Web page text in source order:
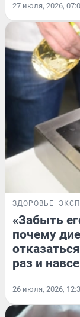
27 июля, 2026,
ЗДОРОВЬЕ
«Забыть
почему
раз и
26 июля, 2026,